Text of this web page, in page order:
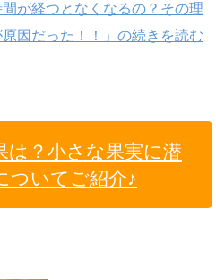
間が経つとなくなるの？その理
因だった！！」の続きを読む
は？小さな果実に潜
ついてご紹介♪